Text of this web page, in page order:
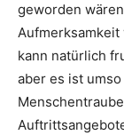
geworden
Aufmerksamkeit
kann natürlich
aber es ist